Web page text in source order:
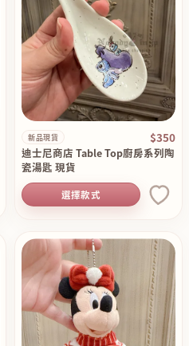
新品現貨 $350
迪士尼商店 Table Top廚房系列陶
瓷湯匙 現貨
選擇款式